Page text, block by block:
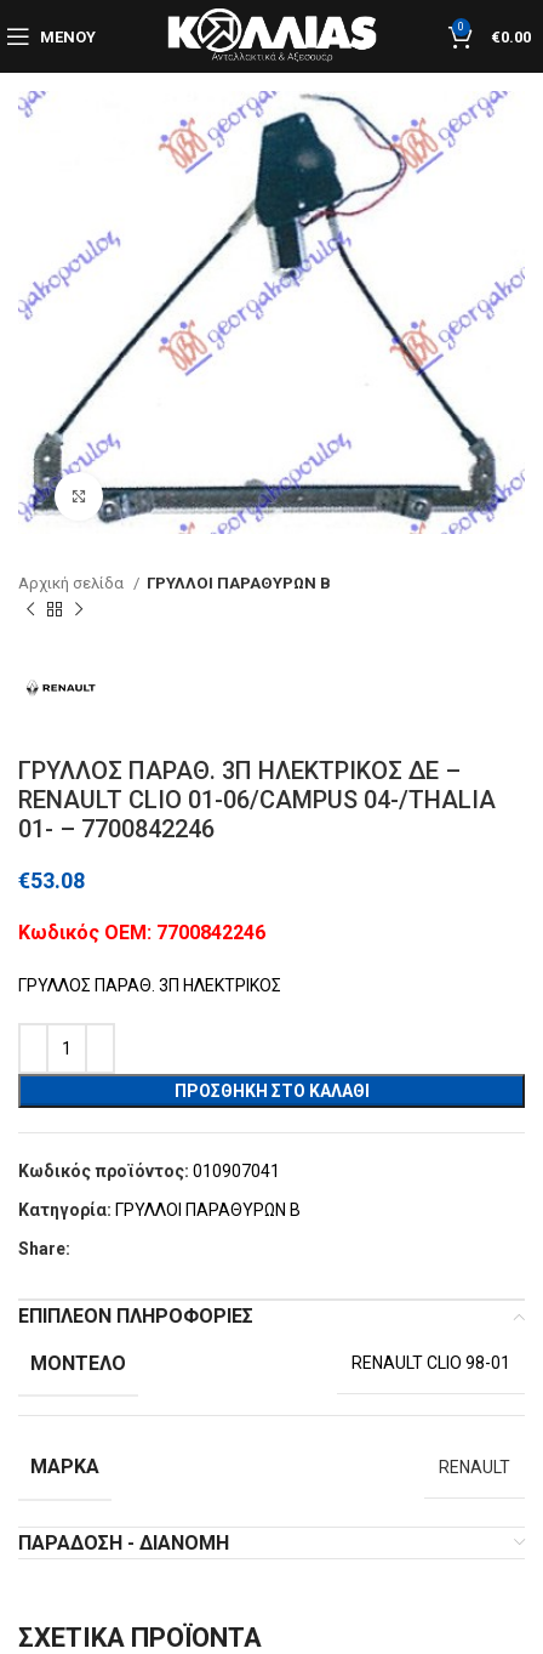
ΜΕΝΟΎ
0
€0.00
Κλικ για μεγέθυνση
Αρχική σελίδα ΓΡΥΛΛΟΙ ΠΑΡΑΘΥΡΩΝ Β
ΓΡΥΛΛΟΣ ΠΑΡΑΘ. 3Π ΗΛΕΚΤΡΙΚΟΣ ΔΕ –
RENAULT CLIO 01-06/CAMPUS 04-/THALIA
01- – 7700842246
€53.08
Kωδικός ΟΕΜ: 7700842246
ΓΡΥΛΛΟΣ ΠΑΡΑΘ. 3Π ΗΛΕΚΤΡΙΚΟΣ
ΠΡΟΣΘΉΚΗ ΣΤΟ ΚΑΛΆΘΙ
Κωδικός προϊόντος: 010907041
Κατηγορία: ΓΡΥΛΛΟΙ ΠΑΡΑΘΥΡΩΝ Β
Share:
ΕΠΙΠΛΈΟΝ ΠΛΗΡΟΦΟΡΊΕΣ
ΜΟΝΤΈΛΟ RENAULT CLIO 98-01
ΜΆΡΚΑ RENAULT
ΠΑΡΆΔΟΣΗ - ΔΙΑΝΟΜΉ
ΣΧΕΤΙΚΆ ΠΡΟΪΌΝΤΑ